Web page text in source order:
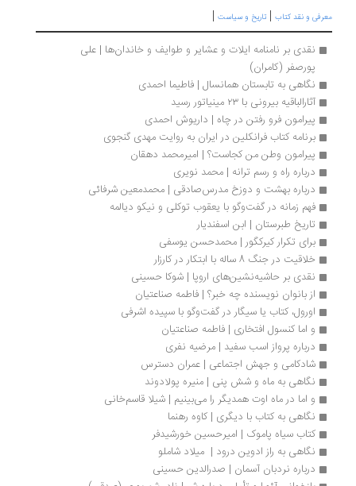
و نقد کتاب|تاریخ و سیاست |
نقدی بر نامنامه ایلات و عشایر و طوایف و خاندان‌ها | علی
پورصفر (کامران)
نگاهی به تابستان همانسال | فاطیما احمدی
آثارالباقیه بیرونی با ۲۳ مینیاتور رسید
پیرامون فرو رفتن در چاه | داریوش احمدی
برنامه کتاب فرانکلین در ایران به روایت مهدی گنجوی
پیرامون وطن من کجاست؟ | امیرمحمد دهقان
درباره راه و رسم ترانه | محمد نویری
درباره بهشت و دوزخ مدرس‌صادقی | محمدمعین شرفائی
فهم زمانه در گفت‌وگو با یعقوب توکلی و نیکو دیالمه
تاریخ طبرستان | ابن اسفندیار
برای تکرار کیرکگور | محمدحسن یوسفی
خلاقیت در جنگ 8 ساله با ابتکار در کارزار
نقدی بر حاشیه‌نشین‌های اروپا | شوکا حسینی
از بانوان نویسنده چه خبر؟ | فاطمه صناعتیان
اورول، کتاب یا سیگار در گفت‌وگو با سپیده اشرفی
و اما کنسول افتخاری | فاطمه صناعتیان
درباره پرواز اسب سفید | مرضیه نفری
شادکامی و جهش اجتماعی | عمران دسترس
نگاهی به ماه و شش پنی | منیره پولادوند
و اما در ماه اوت همدیگر را می‌بینیم | شیلا قاسم‌خانی
نگاهی به کتاب با دیگری | کاوه رهنما
کتاب سیاه پاموک | امیرحسین خورشیدفر
نگاهی به راز ادوین درود |  میلاد شاملو
درباره نردبان آسمان | صدرالدین حسینی